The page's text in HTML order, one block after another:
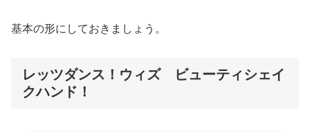
基本の形にしておきましょう。
レッツダンス！ウィズ ビューティシェイ
クハンド！